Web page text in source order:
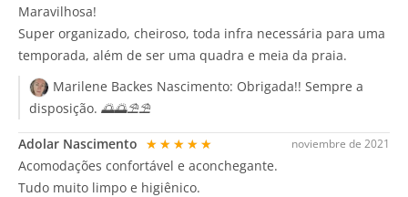
Maravilhosa!
Super organizado, cheiroso, toda infra necessária para uma
temporada, além de ser uma quadra e meia da praia.
Marilene Backes Nascimento: Obrigada!! Sempre a
disposição. 🌅🌅⛱️⛱️
noviembre de 2021
Adolar Nascimento ★★★★★
Acomodações confortável e aconchegante.
Tudo muito limpo e higiênico.